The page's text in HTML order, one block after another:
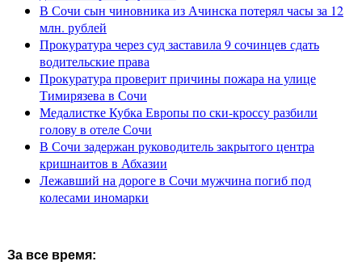
В Сочи сын чиновника из Ачинска потерял часы за 12
млн. рублей
Прокуратура через суд заставила 9 сочинцев сдать
водительские права
Прокуратура проверит причины пожара на улице
Тимирязева в Сочи
Медалистке Кубка Европы по ски-кроссу разбили
голову в отеле Сочи
В Сочи задержан руководитель закрытого центра
кришнаитов в Абхазии
Лежавший на дороге в Сочи мужчина погиб под
колесами иномарки
За все время: